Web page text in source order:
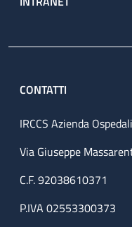
CONTATTI
IRCCS Azienda
Via Giuseppe
C.F. 92038610371
P.IVA 02553300373